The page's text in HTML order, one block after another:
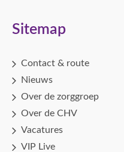
Sitemap
Contact & route
Nieuws
Over de zorggroep
Over de CHV
Vacatures
VIP Live